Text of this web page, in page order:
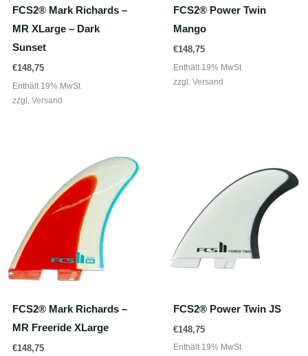
FCS2® Mark Richards –
MR XLarge – Dark
Sunset
€148,75
Enthält 19% MwSt
zzgl. Versand
FCS2® Power Twin
Mango
€148,75
Enthält 19% MwSt
zzgl. Versand
FCS2® Mark Richards –
MR Freeride XLarge
€148,75
FCS2® Power Twin JS
€148,75
Enthält 19% MwSt